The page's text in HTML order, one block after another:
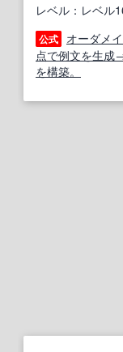
レベル：レベル
公式
オーダメ
点で例文を生成
を構築。